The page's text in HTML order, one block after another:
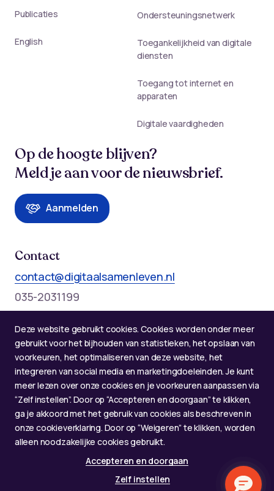
Deze website gebruikt cookies. Cookies worden onder meer
gebruikt voor het bijhouden van statistieken, het opslaan van
voorkeuren, het optimaliseren van deze website, het
integreren van social media en marketingdoeleinden. Je kunt
meer lezen over onze cookies en je voorkeuren aanpassen via
“Zelf instellen”. Door op “Accepteren en doorgaan” te klikken,
ga je akkoord met het gebruik van cookies als beschreven in
onze cookieverklaring. Door op “Weigeren” te klikken, worden
alleen noodzakelijke cookies gebruikt.
Accepteren en doorgaan
Zelf instellen
Publicaties
English
Ondersteuningsnetwerk
Toegankelijkheid van digitale
diensten
Toegang tot internet en
apparaten
Digitale vaardigheden
Op de hoogte blijven?
Meld je aan voor de nieuwsbrief.
Aanmelden
Contact
contact@digitaalsamenleven.nl
035-2031199
Maandag t/m donderdag: 09:00 - 12:00 en 13:00 - 17:00